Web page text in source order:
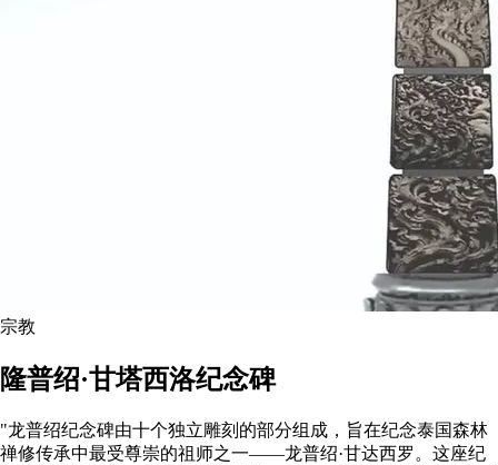
宗教
隆普绍·甘塔西洛纪念碑
"龙普绍纪念碑由十个独立雕刻的部分组成，旨在纪念泰国森林
禅修传承中最受尊崇的祖师之一——龙普绍·甘达西罗。这座纪